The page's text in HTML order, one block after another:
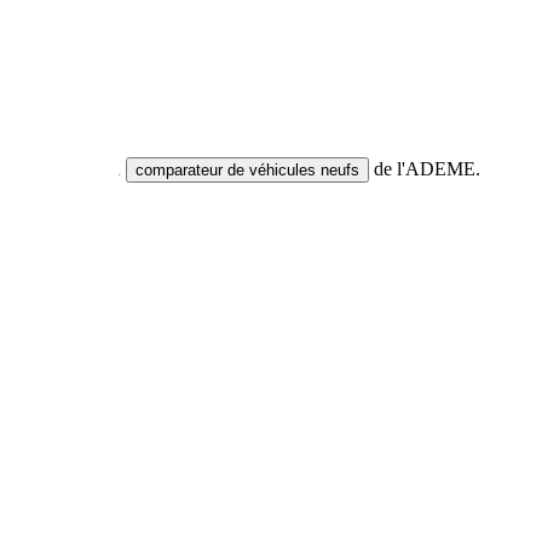
neuves via le comparateur de véhicules neufs
de l'ADEME.